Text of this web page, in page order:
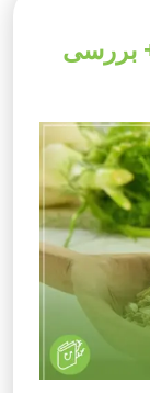
+ بررسی